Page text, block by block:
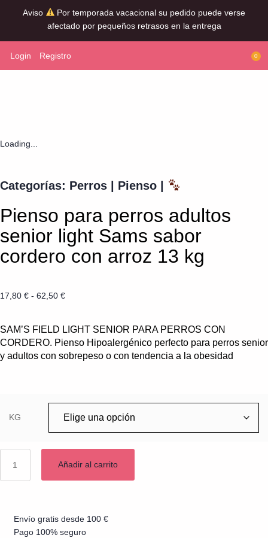
Aviso
Por temporada vacacional su pedido puede verse
afectado por pequeños retrasos en la entrega
Login Registro 0
Loading...
Categorías: Perros Pienso
Pienso para perros adultos
senior light Sams sabor
cordero con arroz 13 kg
17,80 € - 62,50 €
SAM’S FIELD LIGHT SENIOR PARA PERROS CON
CORDERO. Pienso Hipoalergénico perfecto para perros senior
y adultos con sobrepeso o con tendencia a la obesidad
KG
Añadir al carrito
Envío gratis desde 100 €
Pago 100% seguro